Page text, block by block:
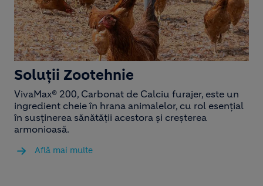
Soluții Zootehnie
VivaMax® 200, Carbonat de Calciu furajer, este un
ingredient cheie în hrana animalelor, cu rol esențial
în susținerea sănătății acestora și creșterea
armonioasă.​
Află mai multe